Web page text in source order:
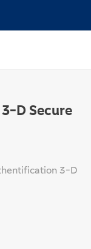
D Secure
3-D